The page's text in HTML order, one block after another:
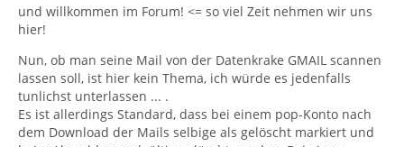
und willkommen im Forum! <= so viel Zeit nehmen wir uns
hier!
Nun, ob man seine Mail von der Datenkrake GMAIL scannen
lassen soll, ist hier kein Thema, ich würde es jedenfalls
tunlichst unterlassen ... .
Es ist allerdings Standard, dass bei einem pop-Konto nach
dem Download der Mails selbige als gelöscht markiert und